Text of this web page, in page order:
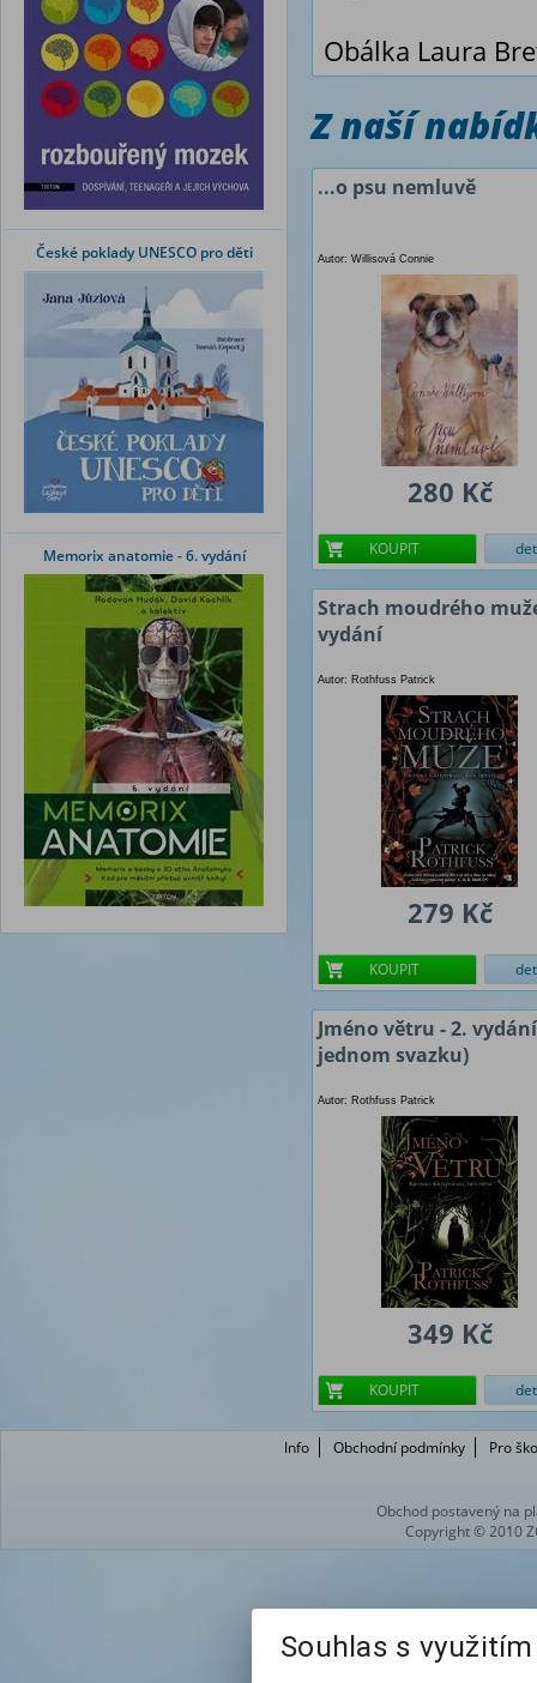
České poklady UNESCO pro děti
Memorix anatomie - 6. vydání
Obálka Laura
Z naší
...o psu nemluvě
Autor: Willisová Connie
280 Kč
KOUPIT
Strach moudrého
vydání
Autor: Rothfuss Patrick
279 Kč
KOUPIT
Jméno větru - 2.
jednom svazku)
Autor: Rothfuss Patrick
349 Kč
KOUPIT
Info Obchodní podmínky Pro
Obchod postavený na
Copyright © 2010
Souhlas s